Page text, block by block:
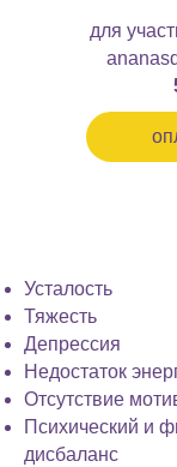
для
Усталость
Тяжесть
Депрессия
Недостаток
Отсутствие
Психический и
дисбаланс